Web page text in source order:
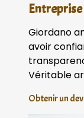
Giordano
avoir
Véritable
Obtenir un